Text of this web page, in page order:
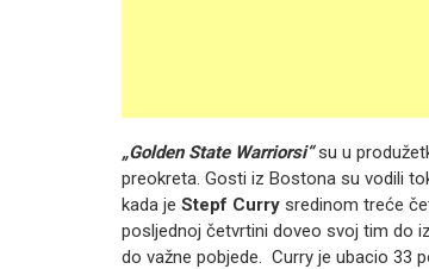
„Golden State Warriorsi“su u
preokreta. Gosti iz Bostona su vodili
kada je Stepf Curry sredinom treće
posljednoj četvrtini doveo svoj tim do
do važne pobjede. Curry je ubacio 33